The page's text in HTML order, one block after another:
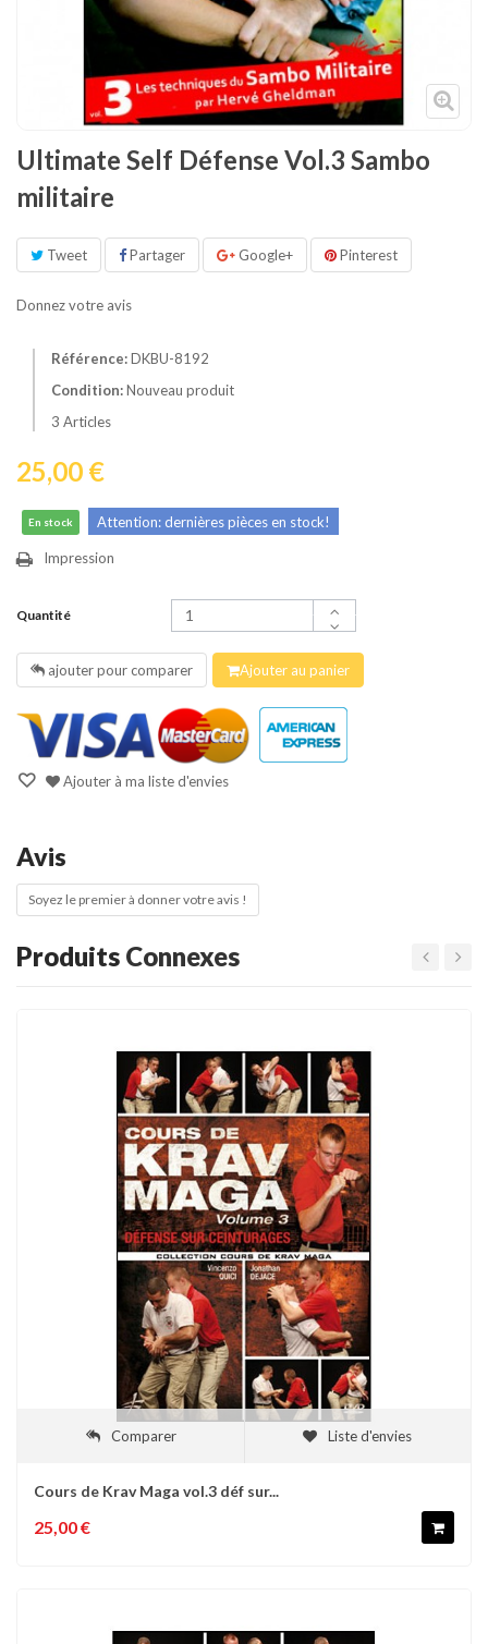
Décoration
Ultimate Self Défense Vol.3 Sambo
militaire
Tweet Partager Google+ Pinterest
Donnez votre avis
Référence:DKBU-8192
Condition:Nouveau produit
3 Articles
25,00 €
En stock Attention: dernières pièces en stock!
Impression
Quantité
ajouter pour comparer Ajouter au panier
Ajouter à ma liste d'envies
Avis
Soyez le premier à donner votre avis !
Produits Connexes
Comparer Liste d'envies
Cours de Krav Maga vol.3 déf sur...
25,00 €